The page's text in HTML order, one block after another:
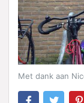
Met dank aan